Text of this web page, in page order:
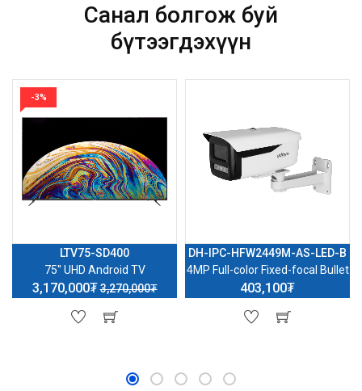
Санал болгож буй
бүтээгдэхүүн
-3%
LTV75-SD400
75'' UHD Android TV
3,170,000₮3,270,000₮
DH-IPC-HFW2449M-AS-LED-B
4MP Full-color Fixed-focal Bullet
403,100₮